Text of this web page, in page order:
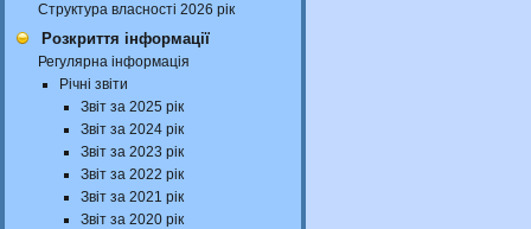
Структура власності 2026 рік
Розкриття інформації
Регулярна інформація
Річні звіти
Звіт за 2025 рік
Звіт за 2024 рік
Звіт за 2023 рік
Звіт за 2022 рік
Звіт за 2021 рік
Звіт за 2020 рік